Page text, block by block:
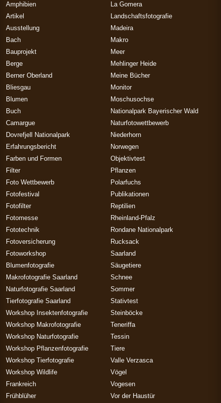
Amphibien
Artikel
Ausstellung
Bach
Bauprojekt
Berge
Berner Oberland
Bliesgau
Blumen
Buch
Camargue
Dovrefjell Nationalpark
Erfahrungsbericht
Farben und Formen
Filter
Foto Wettbewerb
Fotofestival
Fotofilter
Fotomesse
Fototechnik
Fotoversicherung
Fotoworkshop
Blumenfotografie
Makrofotografie Saarland
Naturfotografie Saarland
Tierfotografie Saarland
Workshop Insektenfotografie
Workshop Makrofotografie
Workshop Naturfotografie
Workshop Pflanzenfotografie
Workshop Tierfotografie
Workshop Wildlife
Frankreich
Frühblüher
La Gomera
Landschaftsfotografie
Madeira
Makro
Meer
Mehlinger Heide
Meine Bücher
Monitor
Moschusochse
Nationalpark Bayerischer Wald
Naturfotowettbewerb
Niederhorn
Norwegen
Objektivtest
Pflanzen
Polarfuchs
Publikationen
Reptilien
Rheinland-Pfalz
Rondane Nationalpark
Rucksack
Saarland
Säugetiere
Schnee
Sommer
Stativtest
Steinböcke
Teneriffa
Tessin
Tiere
Valle Verzasca
Vögel
Vogesen
Vor der Haustür